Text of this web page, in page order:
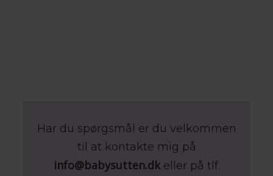
Har du spørgsmål er du velkommen
til at kontakte mig på
info@babysutten.dkeller på tlf.